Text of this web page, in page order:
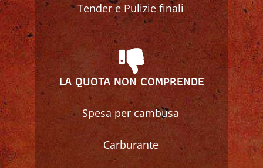
Tender e Pulizie finali
LA QUOTA NON COMPRENDE
Spesa per cambusa
Carburante